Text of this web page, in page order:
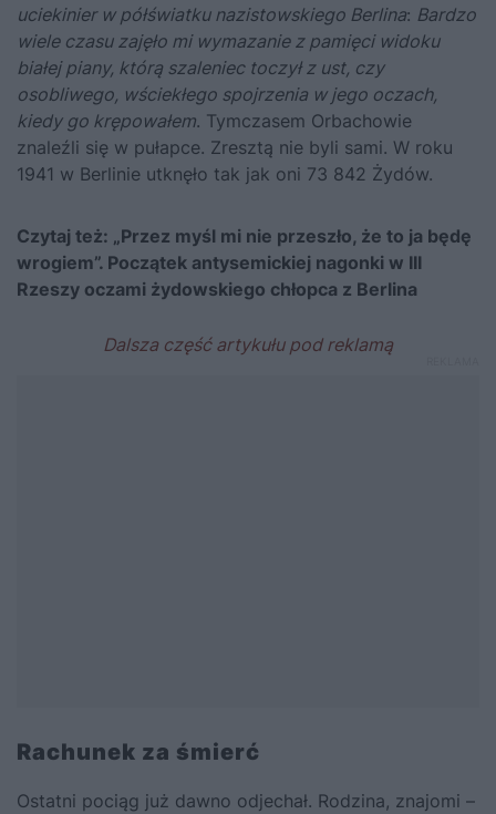
uciekinier w półświatku nazistowskiego Berlina: Bardzo
wiele czasu zajęło mi wymazanie z pamięci widoku
białej piany, którą szaleniec toczył z ust, czy
osobliwego, wściekłego spojrzenia w jego oczach,
kiedy go krępowałem. Tymczasem Orbachowie
znaleźli się w pułapce. Zresztą nie byli sami. W roku
1941 w Berlinie utknęło tak jak oni 73 842 Żydów.
Czytaj też: „Przez myśl mi nie przeszło, że to ja będę
wrogiem”. Początek antysemickiej nagonki w III
Rzeszy oczami żydowskiego chłopca z Berlina
Rachunek za śmierć
Ostatni pociąg już dawno odjechał. Rodzina, znajomi –